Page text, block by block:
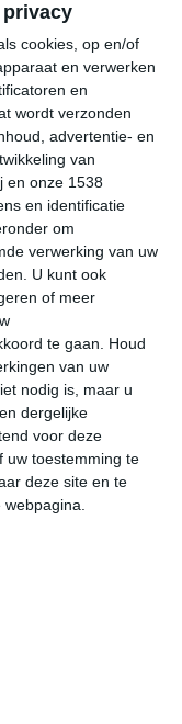
privacy
cookies, op en/of
en verwerken
en
wordt verzonden
advertentie- en
van
en onze 1538
en identificatie
om
verwerking van uw
U kunt ook
of meer
te gaan. Houd
van uw
nodig is, maar u
dergelijke
voor deze
uw toestemming te
deze site en te
webpagina.
bestemmingen